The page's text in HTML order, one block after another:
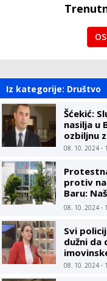
Iz kategorije: Društvo
Šćekić:
nasilja u
ozbiljnu
08. 10. 2024 -
protiv
Baru:
sigurno
08. 10. 2024 -
Svi
dužni da
08. 10. 2024 -